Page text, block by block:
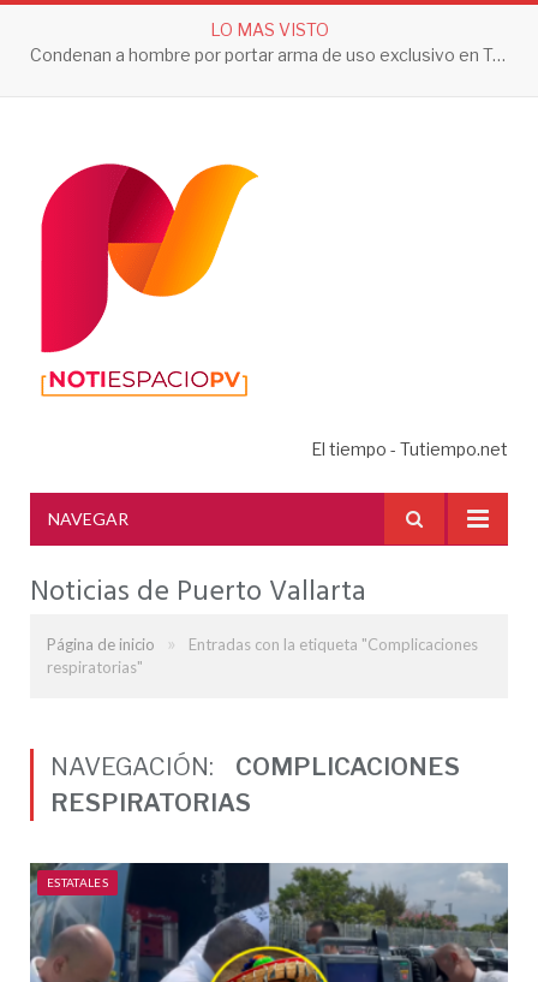
LO MAS VISTO
Condenan a hombre por portar arma de uso exclusivo en Tepic
El tiempo - Tutiempo.net
NAVEGAR
Noticias de Puerto Vallarta
Página de inicio »
Entradas con la etiqueta "Complicaciones
respiratorias"
NAVEGACIÓN:
COMPLICACIONES
RESPIRATORIAS
ESTATALES